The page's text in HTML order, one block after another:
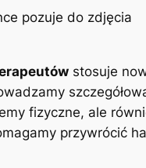
stosuje
fizyczne, ale
przywrócić